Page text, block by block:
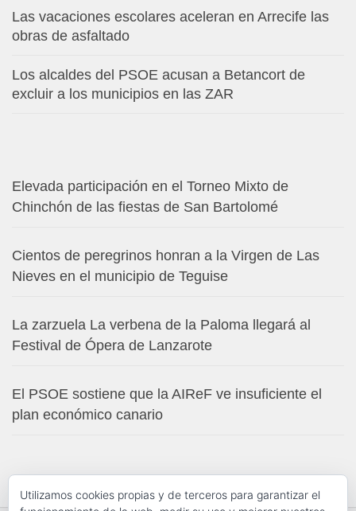
Las vacaciones escolares aceleran en Arrecife las
obras de asfaltado
Los alcaldes del PSOE acusan a Betancort de
excluir a los municipios en las ZAR
Elevada participación en el Torneo Mixto de
Chinchón de las fiestas de San Bartolomé
Cientos de peregrinos honran a la Virgen de Las
Nieves en el municipio de Teguise
La zarzuela La verbena de la Paloma llegará al
Festival de Ópera de Lanzarote
El PSOE sostiene que la AIReF ve insuficiente el
plan económico canario
Utilizamos cookies propias y de terceros para garantizar el